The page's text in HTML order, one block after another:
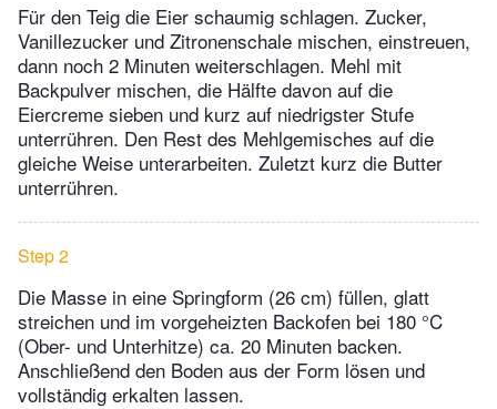
Für den Teig die Eier schaumig schlagen. Zucker,
Vanillezucker und Zitronenschale mischen, einstreuen,
dann noch 2 Minuten weiterschlagen. Mehl mit
Backpulver mischen, die Hälfte davon auf die
Eiercreme sieben und kurz auf niedrigster Stufe
unterrühren. Den Rest des Mehlgemisches auf die
gleiche Weise unterarbeiten. Zuletzt kurz die Butter
unterrühren.
Step 2
Die Masse in eine Springform (26 cm) füllen, glatt
streichen und im vorgeheizten Backofen bei 180 °C
(Ober- und Unterhitze) ca. 20 Minuten backen.
Anschließend den Boden aus der Form lösen und
vollständig erkalten lassen.